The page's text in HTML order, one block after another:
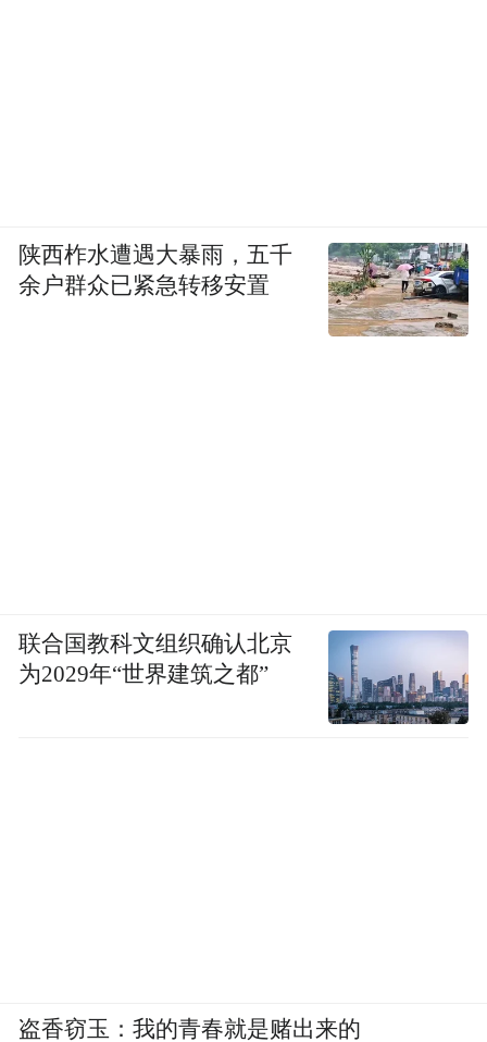
陕西柞水遭遇大暴雨，五千
余户群众已紧急转移安置
联合国教科文组织确认北京
为2029年“世界建筑之都”
盗香窃玉：我的青春就是赌出来的